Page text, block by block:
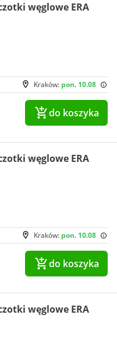
węglowe ERA
Kraków: pon. 10.08
do koszyka
węglowe ERA
Kraków: pon. 10.08
do koszyka
węglowe ERA